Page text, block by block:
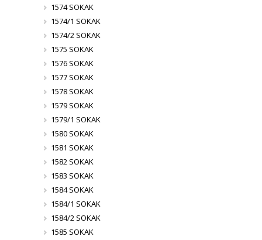
1574 SOKAK
1574/1 SOKAK
1574/2 SOKAK
1575 SOKAK
1576 SOKAK
1577 SOKAK
1578 SOKAK
1579 SOKAK
1579/1 SOKAK
1580 SOKAK
1581 SOKAK
1582 SOKAK
1583 SOKAK
1584 SOKAK
1584/1 SOKAK
1584/2 SOKAK
1585 SOKAK